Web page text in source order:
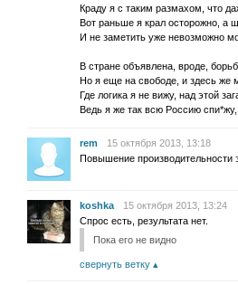
Краду я с таким размахом, что
Вот раньше я крал осторожно, а
И не заметить уже невозможно
В стране объявлена, вроде,
Но я еще на свободе, и здесь же
Где логика я не вижу, над этой
Ведь я же так всю Россию спи*жу,
rem
15 октября 2013, 13:18
Повышение производительности
koshka
15 октября 2013, 13:24
Спрос есть, результата нет.
Пока его не видно
свернуть ветку